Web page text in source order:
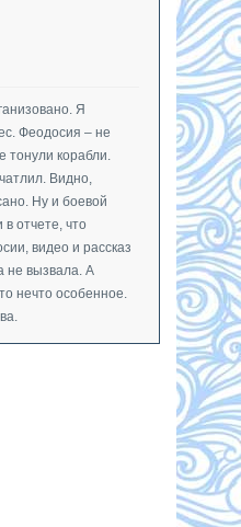
Я
Феодосия – не
тонули корабли.
Видно,
Ну и боевой
отчете, что
видео и рассказ
не вызвала. А
нечто особенное.